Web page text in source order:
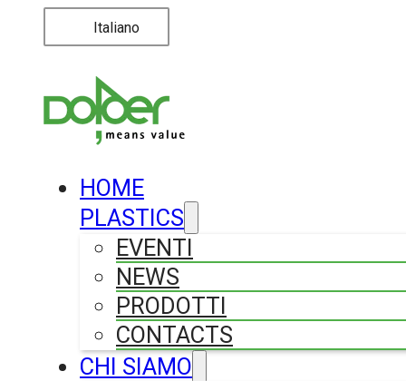
Italiano
HOME
PLASTICS
EVENTI
NEWS
PRODOTTI
CONTACTS
CHI SIAMO